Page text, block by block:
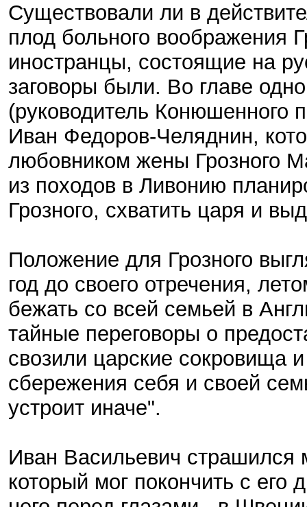
Существовали ли в
плод больного воображения
иностранцы, состоящие на
заговоры были. Во главе
(руководитель Конюшенного
Иван Федоров-Челяднин,
любовником жены Грозного
из походов в Ливонию
Грозного, схватить царя и
Положение для Грозного
год до своего отречения,
бежать со всей семьей в
тайные переговоры о
свозили царские сокровища
сбережения себя и своей
устроит иначе".
Иван Васильевич страшился
который мог покончить с